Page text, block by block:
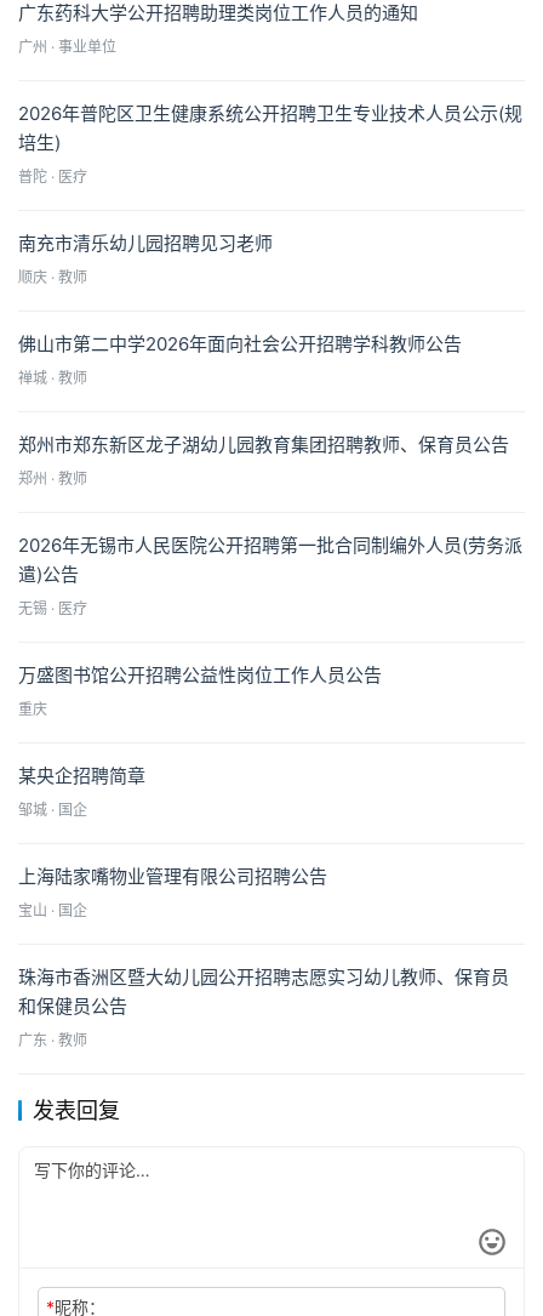
广东药科大学公开招聘助理类岗位工作人员的通知
广州 · 事业单位
2026年普陀区卫生健康系统公开招聘卫生专业技术人员公示(规
培生)
普陀 · 医疗
南充市清乐幼儿园招聘见习老师
顺庆 · 教师
佛山市第二中学2026年面向社会公开招聘学科教师公告
禅城 · 教师
郑州市郑东新区龙子湖幼儿园教育集团招聘教师、保育员公告
郑州 · 教师
2026年无锡市人民医院公开招聘第一批合同制编外人员(劳务派
遣)公告
无锡 · 医疗
万盛图书馆公开招聘公益性岗位工作人员公告
重庆
某央企招聘简章
邹城 · 国企
上海陆家嘴物业管理有限公司招聘公告
宝山 · 国企
珠海市香洲区暨大幼儿园公开招聘志愿实习幼儿教师、保育员
和保健员公告
广东 · 教师
发表回复
*昵称：